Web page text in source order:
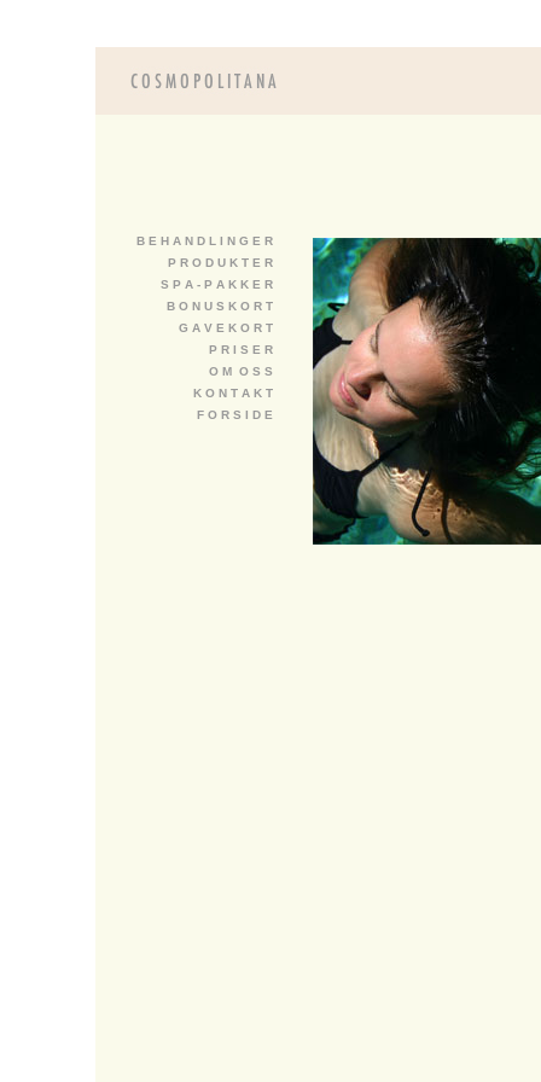
B E H A N D L I N G E R
P R O D U K T E R
S P A - P A K K E R
B O N U S K O R T
G A V E K O R T
P R I S E R
O M O S S
K O N T A K T
F O R S I D E